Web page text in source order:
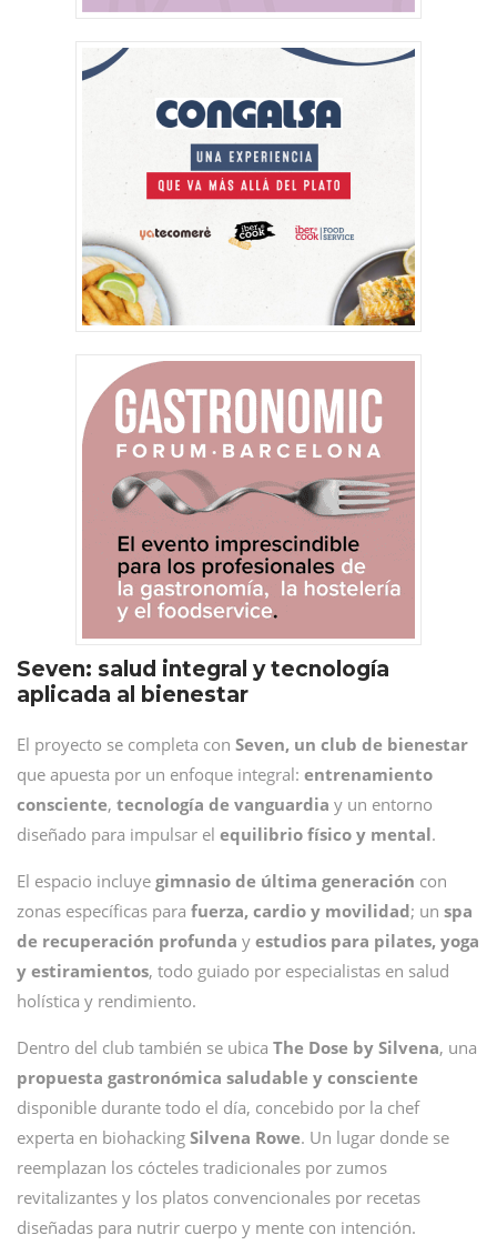
Seven: salud integral y tecnología
aplicada al bienestar
El proyecto se completa con Seven, un club de bienestar
que apuesta por un enfoque integral: entrenamiento
consciente, tecnología de vanguardia y un entorno
diseñado para impulsar el equilibrio físico y mental.
El espacio incluye gimnasio de última generación con
zonas específicas para fuerza, cardio y movilidad; un spa
de recuperación profunda y estudios para pilates, yoga
y estiramientos, todo guiado por especialistas en salud
holística y rendimiento.
Dentro del club también se ubica The Dose by Silvena, una
propuesta gastronómica saludable y consciente
disponible durante todo el día, concebido por la chef
experta en biohacking Silvena Rowe. Un lugar donde se
reemplazan los cócteles tradicionales por zumos
revitalizantes y los platos convencionales por recetas
diseñadas para nutrir cuerpo y mente con intención.